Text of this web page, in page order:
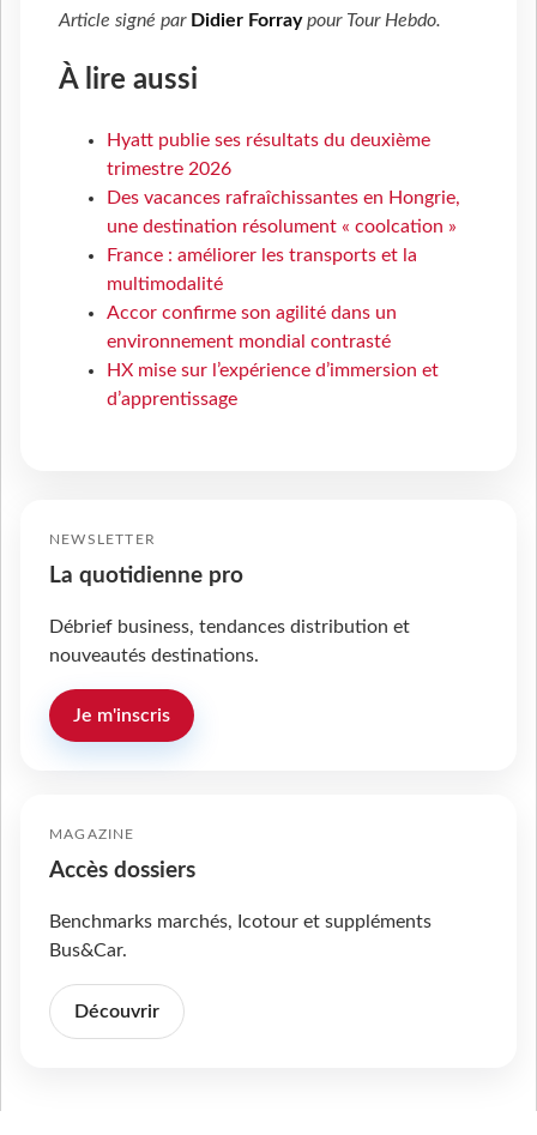
Article signé par Didier Forraypour Tour Hebdo.
À lire aussi
Hyatt publie ses résultats du deuxième
trimestre 2026
Des vacances rafraîchissantes en Hongrie,
une destination résolument « coolcation »
France : améliorer les transports et la
multimodalité
Accor confirme son agilité dans un
environnement mondial contrasté
HX mise sur l’expérience d’immersion et
d’apprentissage
NEWSLETTER
La quotidienne pro
Débrief business, tendances distribution et
nouveautés destinations.
Je m'inscris
MAGAZINE
Accès dossiers
Benchmarks marchés, Icotour et suppléments
Bus&Car.
Découvrir